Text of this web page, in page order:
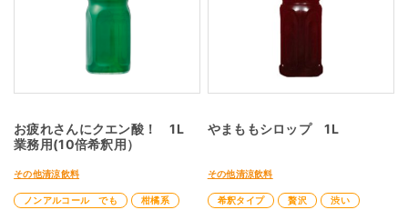
お疲れさんにクエン酸！ 1L
業務用(10倍希釈用）
その他清涼飲料
ノンアルコール でも
柑橘系
やまももシロップ 1L
その他清涼飲料
希釈タイプ 贅沢
渋い